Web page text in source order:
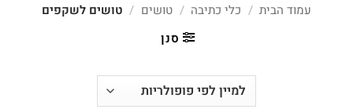
עמוד הבית / כלי כתיבה / טושים / טושים לשקפים
סנן